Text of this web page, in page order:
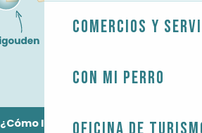
Comercios y
Con mi perro
¿Cómo llegar?